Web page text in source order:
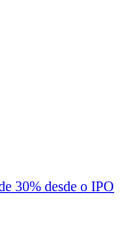
30% desde o IPO